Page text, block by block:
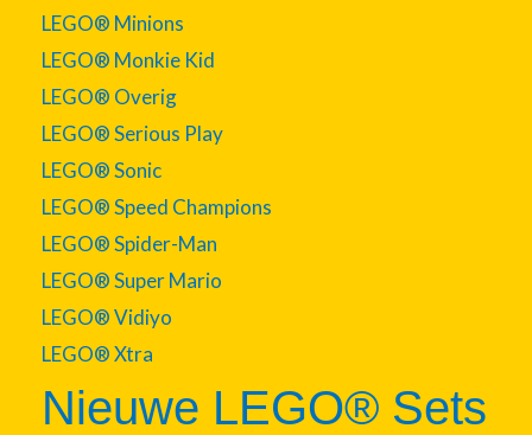
LEGO® Minions
LEGO® Monkie Kid
LEGO® Overig
LEGO® Serious Play
LEGO® Sonic
LEGO® Speed Champions
LEGO® Spider-Man
LEGO® Super Mario
LEGO® Vidiyo
LEGO® Xtra
Nieuwe LEGO® Sets